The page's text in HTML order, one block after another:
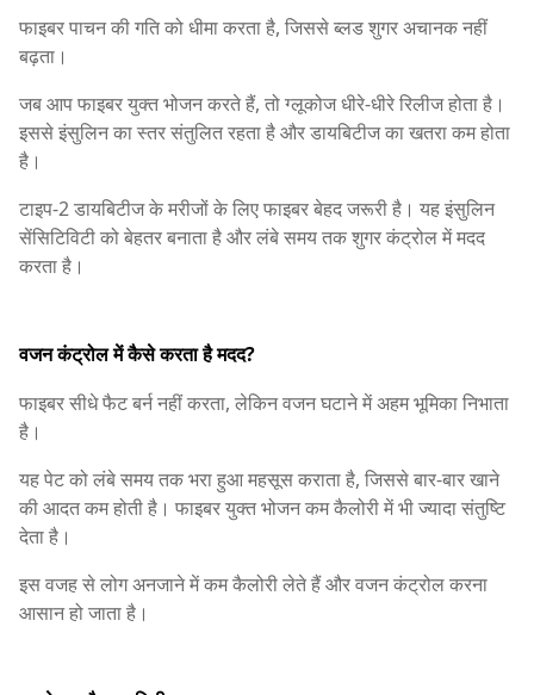
फाइबर पाचन की गति को धीमा करता है, जिससे ब्लड शुगर अचानक नहीं
बढ़ता।
जब आप फाइबर युक्त भोजन करते हैं, तो ग्लूकोज धीरे-धीरे रिलीज होता है।
इससे इंसुलिन का स्तर संतुलित रहता है और डायबिटीज का खतरा कम होता
है।
टाइप-2 डायबिटीज के मरीजों के लिए फाइबर बेहद जरूरी है। यह इंसुलिन
सेंसिटिविटी को बेहतर बनाता है और लंबे समय तक शुगर कंट्रोल में मदद
करता है।
वजन कंट्रोल में कैसे करता है मदद?
फाइबर सीधे फैट बर्न नहीं करता, लेकिन वजन घटाने में अहम भूमिका निभाता
है।
यह पेट को लंबे समय तक भरा हुआ महसूस कराता है, जिससे बार-बार खाने
की आदत कम होती है। फाइबर युक्त भोजन कम कैलोरी में भी ज्यादा संतुष्टि
देता है।
इस वजह से लोग अनजाने में कम कैलोरी लेते हैं और वजन कंट्रोल करना
आसान हो जाता है।